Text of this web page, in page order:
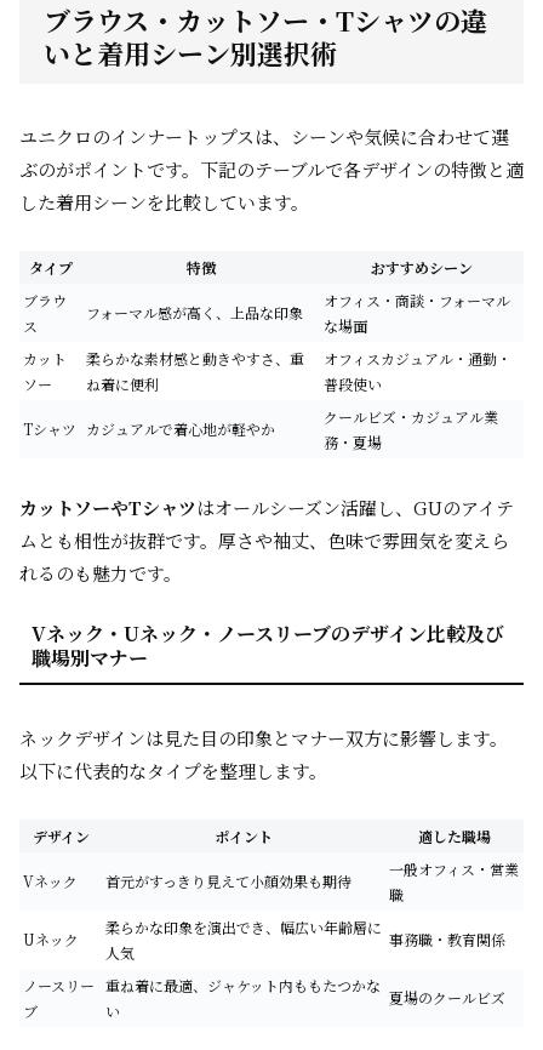
ブラウス・カットソー・Tシャツの違
いと着用シーン別選択術
ユニクロのインナートップスは、シーンや気候に合わせて選
ぶのがポイントです。下記のテーブルで各デザインの特徴と適
した着用シーンを比較しています。
タイプ 特徴
おすすめシーン
ブラウ
ス
フォーマル感が高く、上品な印象
オフィス・商談・フォーマル
な場面
カット
ソー
柔らかな素材感と動きやすさ、重
ね着に便利
オフィスカジュアル・通勤・
普段使い
Tシャツ カジュアルで着心地が軽やか
クールビズ・カジュアル業
務・夏場
カットソーやTシャツはオールシーズン活躍し、GUのアイテ
ムとも相性が抜群です。厚さや袖丈、色味で雰囲気を変えら
れるのも魅力です。
Vネック・Uネック・ノースリーブのデザイン比較及び
職場別マナー
ネックデザインは見た目の印象とマナー双方に影響します。
以下に代表的なタイプを整理します。
デザイン ポイント 適した職場
Vネック 首元がすっきり見えて小顔効果も期待
一般オフィス・営業
職
Uネック
柔らかな印象を演出でき、幅広い年齢層に
人気
事務職・教育関係
ノースリー
ブ
重ね着に最適、ジャケット内ももたつかな
い
夏場のクールビズ